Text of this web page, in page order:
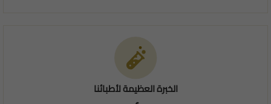
الخبرة العظيمة لأطبائنا